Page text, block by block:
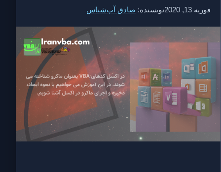
فوریه 13, 2020 نویسنده: صادق آب‌شناس